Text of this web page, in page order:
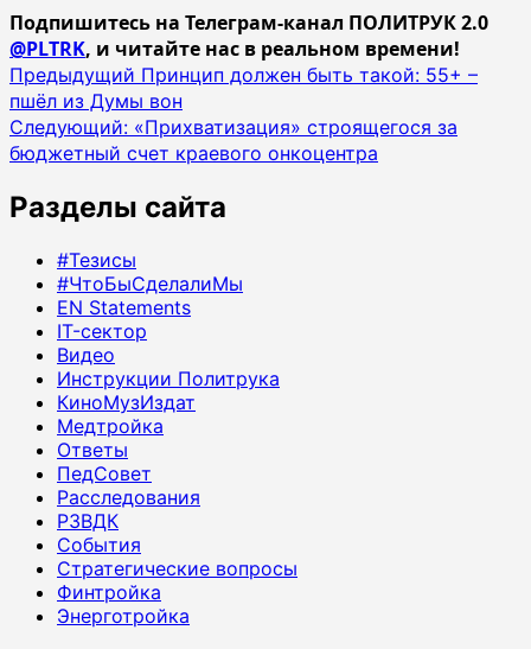
Подпишитесь на Телеграм-канал ПОЛИТРУК 2.0
@PLTRK, и читайте нас в реальном времени!
Навигация
записи
Предыдущий Принцип должен быть такой: 55+ –
пшёл из Думы вон
Следующий: «Прихватизация» строящегося за
бюджетный счет краевого онкоцентра
Разделы сайта
#Тезисы
#ЧтоБыСделалиМы
EN Statements
IT-сектор
Видео
Инструкции Политрука
КиноМузИздат
Медтройка
Ответы
ПедСовет
Расследования
РЗВДК
События
Стратегические вопросы
Финтройка
Энерготройка